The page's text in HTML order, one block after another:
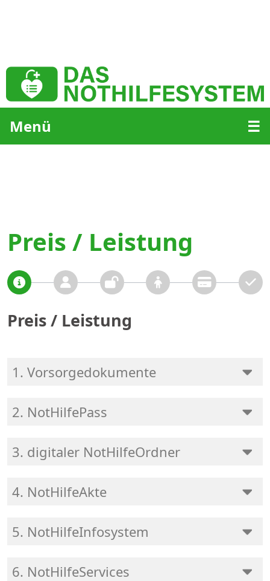
Menü ☰
Preis / Leistung
Preis / Leistung
1. Vorsorgedokumente
2. NotHilfePass
3. digitaler NotHilfeOrdner
4. NotHilfeAkte
5. NotHilfeInfosystem
6. NotHilfeServices